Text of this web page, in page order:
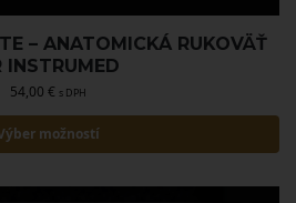
– ANATOMICKÁ RUKOVÄŤ
INSTRUMED
54,00 € s DPH
možností